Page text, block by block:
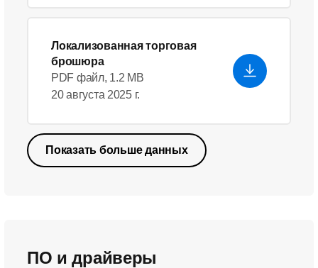
Локализованная торговая
брошюра
PDF файл, 1.2 MB
20 августа 2025 г.
Показать больше данных
ПО и драйверы